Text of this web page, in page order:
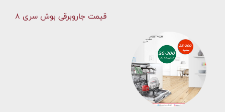
قیمت جاروبرقی بوش سری ۸